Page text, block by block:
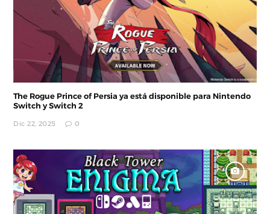
The Rogue Prince of Persia ya está disponible para Nintendo
Switch y Switch 2
Dic 22, 2025 0